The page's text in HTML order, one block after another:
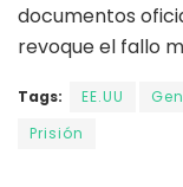
documentos
revoque el fallo
Tags: EE.UU
Prisión